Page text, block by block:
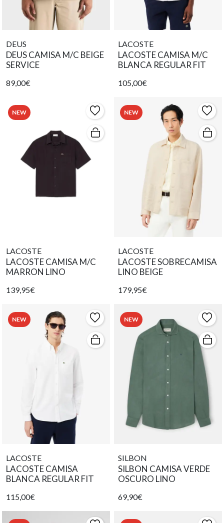
DEUS
DEUS CAMISA M/C BEIGE
SERVICE
89,00€
LACOSTE
LACOSTE CAMISA M/C
BLANCA REGULAR FIT
105,00€
NEW
LACOSTE
LACOSTE CAMISA M/C
MARRON LINO
139,95€
NEW
LACOSTE
LACOSTE SOBRECAMISA
LINO BEIGE
179,95€
NEW
LACOSTE
LACOSTE CAMISA
BLANCA REGULAR FIT
115,00€
NEW
SILBON
SILBON CAMISA VERDE
OSCURO LINO
69,90€